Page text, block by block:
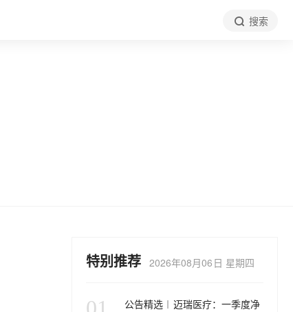
搜索
特别推荐 2026年08月06日 星期四
公告精选︱迈瑞医疗：一季度净